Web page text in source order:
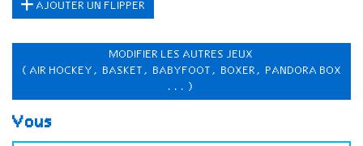
AJOUTER UN FLIPPER
MODIFIER LES AUTRES JEUX
(AIR HOCKEY, BASKET, BABYFOOT, BOXER, PANDORA BOX
...)
Vous